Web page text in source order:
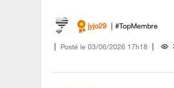
jyjo29 #TopMembre
Posté le ‎03/06/2026 17h18